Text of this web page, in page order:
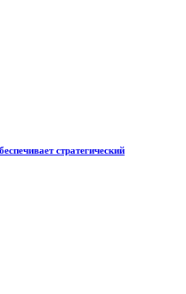
стратегический